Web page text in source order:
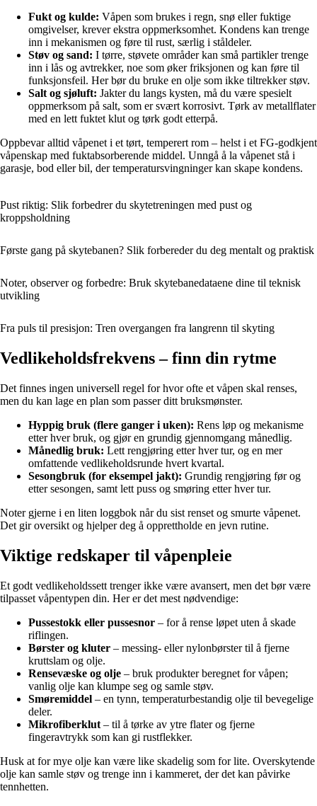
Fukt og kulde: Våpen som brukes i regn, snø eller fuktige
omgivelser, krever ekstra oppmerksomhet. Kondens kan trenge
inn i mekanismen og føre til rust, særlig i ståldeler.
Støv og sand: I tørre, støvete områder kan små partikler trenge
inn i lås og avtrekker, noe som øker friksjonen og kan føre til
funksjonsfeil. Her bør du bruke en olje som ikke tiltrekker støv.
Salt og sjøluft: Jakter du langs kysten, må du være spesielt
oppmerksom på salt, som er svært korrosivt. Tørk av metallflater
med en lett fuktet klut og tørk godt etterpå.
Oppbevar alltid våpenet i et tørt, temperert rom – helst i et FG-godkjent
våpenskap med fuktabsorberende middel. Unngå å la våpenet stå i
garasje, bod eller bil, der temperatursvingninger kan skape kondens.
Pust riktig: Slik forbedrer du skyte­treningen med pust og
kroppsholdning
Første gang på skytebanen? Slik forbereder du deg mentalt og praktisk
Noter, observer og forbedre: Bruk skytebanedataene dine til teknisk
utvikling
Fra puls til presisjon: Tren overgangen fra langrenn til skyting
Vedlikeholdsfrekvens – finn din rytme
Det finnes ingen universell regel for hvor ofte et våpen skal renses,
men du kan lage en plan som passer ditt bruksmønster.
Hyppig bruk (flere ganger i uken): Rens løp og mekanisme
etter hver bruk, og gjør en grundig gjennomgang månedlig.
Månedlig bruk: Lett rengjøring etter hver tur, og en mer
omfattende vedlikeholdsrunde hvert kvartal.
Sesongbruk (for eksempel jakt): Grundig rengjøring før og
etter sesongen, samt lett puss og smøring etter hver tur.
Noter gjerne i en liten loggbok når du sist renset og smurte våpenet.
Det gir oversikt og hjelper deg å opprettholde en jevn rutine.
Viktige redskaper til våpenpleie
Et godt vedlikeholdssett trenger ikke være avansert, men det bør være
tilpasset våpentypen din. Her er det mest nødvendige:
Pussestokk eller pussesnor – for å rense løpet uten å skade
riflingen.
Børster og kluter – messing- eller nylonbørster til å fjerne
kruttslam og olje.
Rensevæske og olje – bruk produkter beregnet for våpen;
vanlig olje kan klumpe seg og samle støv.
Smøremiddel – en tynn, temperaturbestandig olje til bevegelige
deler.
Mikrofiberklut – til å tørke av ytre flater og fjerne
fingeravtrykk som kan gi rustflekker.
Husk at for mye olje kan være like skadelig som for lite. Overskytende
olje kan samle støv og trenge inn i kammeret, der det kan påvirke
tennhetten.